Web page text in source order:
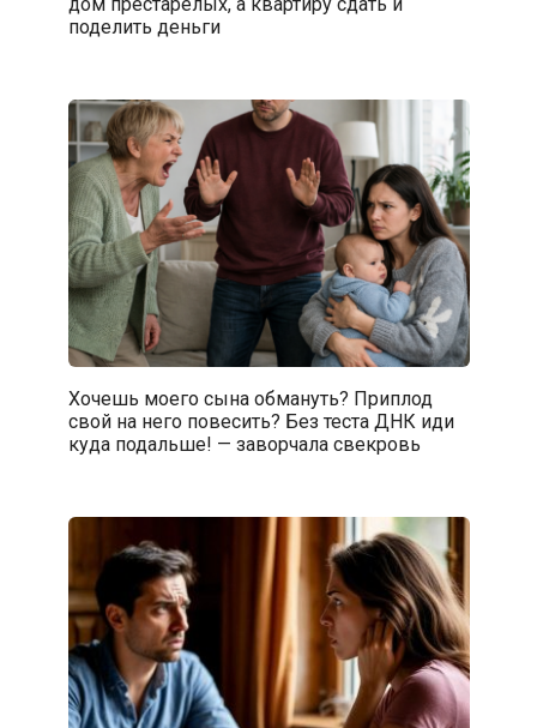
поделить деньги
Хочешь моего сына обмануть? Приплод
свой на него повесить? Без теста ДНК иди
куда подальше! — заворчала свекровь